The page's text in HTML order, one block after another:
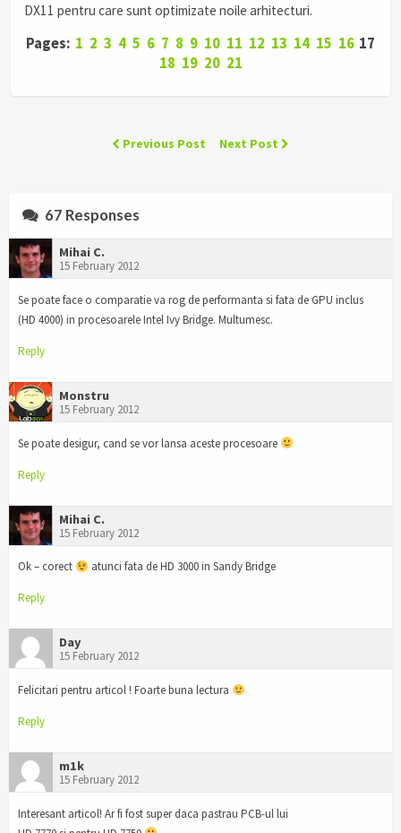
DX11 pentru care sunt optimizate noile arhitecturi.
Pages: 1 2 3 4 5 6 7 8 9 10 11 12 13 14 15 16 17
18 19 20 21
Previous Post Next Post
67 Responses
Mihai C.
15 February 2012
Se poate face o comparatie va rog de performanta si fata de GPU inclus
(HD 4000) in procesoarele Intel Ivy Bridge. Multumesc.
Reply
Monstru
15 February 2012
Se poate desigur, cand se vor lansa aceste procesoare
Reply
Mihai C.
15 February 2012
Ok – corect atunci fata de HD 3000 in Sandy Bridge
Reply
Day
15 February 2012
Felicitari pentru articol ! Foarte buna lectura
Reply
m1k
15 February 2012
Interesant articol! Ar fi fost super daca pastrau PCB-ul lui